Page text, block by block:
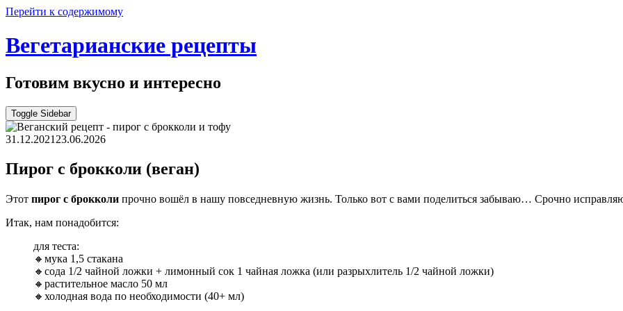
Перейти к содержимому
Вегетарианские рецепты
Готовим вкусно и интересно
Toggle Sidebar
31.12.2021 23.06.2026
Пирог с брокколи (веган)
Этот пирог с брокколи прочно вошёл в нашу повседневную жизнь. Только вот с вами поделиться забываю… Срочно
Итак, нам понадобится:
для теста:
🔸мука 1,5 стакана
🔸сода 1/2 чайной ложки + лимонный сок 1 чайная ложка (или разрыхлитель 1/2 чайной ложки)
🔸растительное масло 50 мл
🔸холодная вода по необходимости (40+ мл)